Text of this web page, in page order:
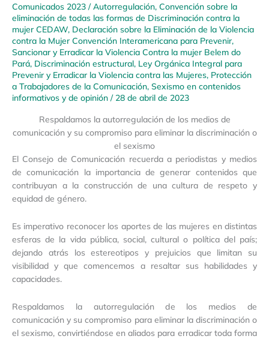
Comunicados 2023 /Autorregulación, Convención sobre la
eliminación de todas las formas de Discriminación contra la
mujer CEDAW, Declaración sobre la Eliminación de la Violencia
contra la Mujer Convención Interamericana para Prevenir,
Sancionar y Erradicar la Violencia Contra la mujer Belem do
Pará, Discriminación estructural, Ley Orgánica Integral para
Prevenir y Erradicar la Violencia contra las Mujeres, Protección
a Trabajadores de la Comunicación, Sexismo en contenidos
informativos y de opinión / 28 de abril de 2023
Respaldamos la autorregulación de los medios de
comunicación y su compromiso para eliminar la discriminación o
el sexismo
El Consejo de Comunicación recuerda a periodistas y medios
de comunicación la importancia de generar contenidos que
contribuyan a la construcción de una cultura de respeto y
equidad de género.
Es imperativo reconocer los aportes de las mujeres en distintas
esferas de la vida pública, social, cultural o política del país;
dejando atrás los estereotipos y prejuicios que limitan su
visibilidad y que comencemos a resaltar sus habilidades y
capacidades.
Respaldamos la autorregulación de los medios de
comunicación y su compromiso para eliminar la discriminación o
el sexismo, convirtiéndose en aliados para erradicar toda forma